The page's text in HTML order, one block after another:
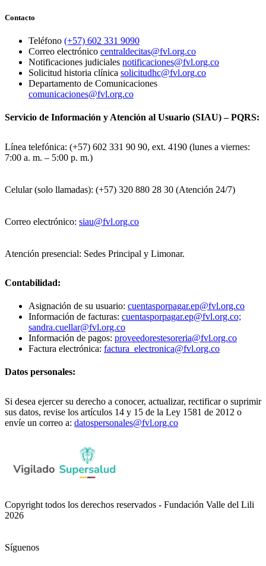
Contacto
Teléfono (+57) 602 331 9090
Correo electrónico centraldecitas@fvl.org.co
Notificaciones judiciales notificaciones@fvl.org.co
Solicitud historia clínica solicitudhc@fvl.org.co
Departamento de Comunicaciones
comunicaciones@fvl.org.co
Servicio de Información y Atención al Usuario (SIAU) – PQRS:
Línea telefónica: (+57) 602 331 90 90, ext. 4190 (lunes a viernes:
7:00 a. m. – 5:00 p. m.)
Celular (solo llamadas): (+57) 320 880 28 30 (Atención 24/7)
Correo electrónico: siau@fvl.org.co
Atención presencial: Sedes Principal y Limonar.
Contabilidad:
Asignación de su usuario: cuentasporpagar.ep@fvl.org.co
Información de facturas: cuentasporpagar.ep@fvl.org.co;
sandra.cuellar@fvl.org.co
Información de pagos: proveedorestesoreria@fvl.org.co
Factura electrónica: factura_electronica@fvl.org.co
Datos personales:
Si desea ejercer su derecho a conocer, actualizar, rectificar o suprimir
sus datos, revise los artículos 14 y 15 de la Ley 1581 de 2012 o
envíe un correo a: datospersonales@fvl.org.co
Copyright todos los derechos reservados - Fundación Valle del Lili
2026
Síguenos